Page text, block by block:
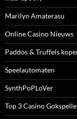
Marilyn Amaterasu
Online Casino Nieuws
Paddos & Truffels
Speelautomaten
SynthPoPLoVer
Top 3 Casino